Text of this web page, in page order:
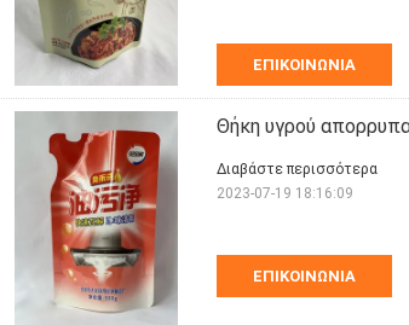
ΕΠΙΚΟΙΝΩΝΊΑ
Θήκη υγρού
ΕΠΙΚΟΙΝΩΝΊΑ
Διαβάστε περισσότερα
2023-07-19 18:16:09